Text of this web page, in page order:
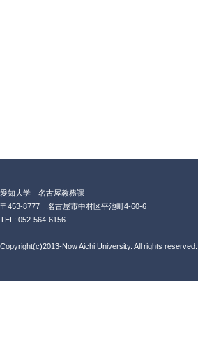
愛知大学 名古屋教務課
〒453-8777 名古屋市中村区平池町4-60-6
TEL: 052-564-6156
Copyright(c)2013-Now Aichi University. All rights reserved.